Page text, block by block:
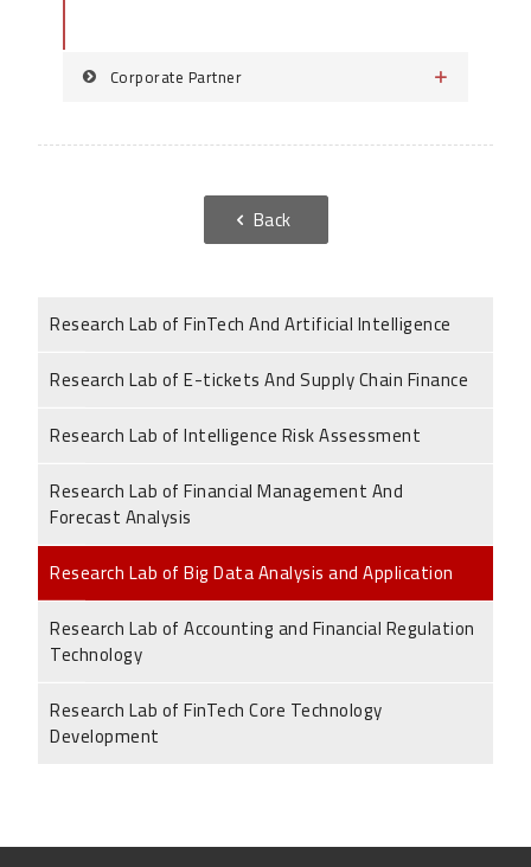
Corporate Partner
Back
Research Lab of FinTech And Artificial Intelligence
Research Lab of E-tickets And Supply Chain Finance
Research Lab of Intelligence Risk Assessment
Research Lab of Financial Management And
Forecast Analysis
Research Lab of Big Data Analysis and Application
Research Lab of Accounting and Financial Regulation
Technology
Research Lab of FinTech Core Technology
Development